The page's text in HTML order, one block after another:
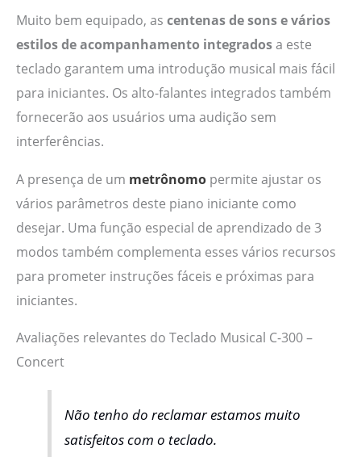
Muito bem equipado, as centenas de sons e vários
estilos de acompanhamento integradosa este
teclado garantem uma introdução musical mais fácil
para iniciantes. Os alto-falantes integrados também
fornecerão aos usuários uma audição sem
interferências.
A presença de um metrônomo permite ajustar os
vários parâmetros deste piano iniciante como
desejar. Uma função especial de aprendizado de 3
modos também complementa esses vários recursos
para prometer instruções fáceis e próximas para
iniciantes.
Avaliações relevantes do Teclado Musical C-300 –
Concert
Não tenho do reclamar estamos muito
satisfeitos com o teclado.